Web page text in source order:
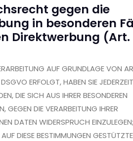
gegen die
in besonderen
Direktwerbung (Art.
AUF GRUNDLAGE VON
ERFOLGT, HABEN SIE
DIE SICH AUS IHRER BESONDEREN
GEGEN DIE VERARBEITUNG IHRER
DATEN WIDERSPRUCH
DIESE BESTIMMUNGEN